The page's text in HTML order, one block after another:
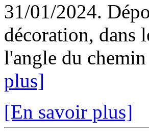
31/01/2024.
décoration, dans
l'angle du
plus]
[En savoir plus]